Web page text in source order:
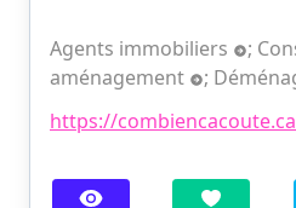
Agents immobiliers ;
aménagement
;
https://